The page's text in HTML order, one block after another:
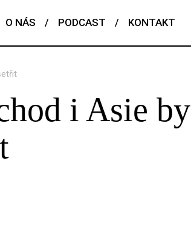
O NÁS / PODCAST / KONTAKT
i Asie by